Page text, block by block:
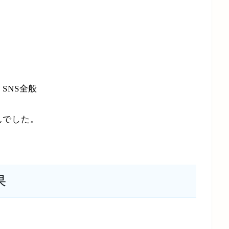
全般
した。